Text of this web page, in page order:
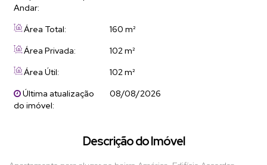
Andar:
Área Total:
160 m²
Área Privada:
102 m²
Área Útil:
102 m²
Última atualização
do imóvel:
08/08/2026
Descrição do Imóvel